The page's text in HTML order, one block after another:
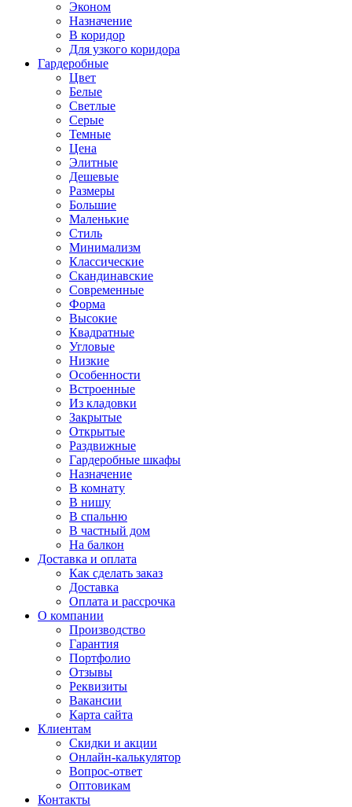
Эконом
Назначение
В коридор
Для узкого коридора
Гардеробные
Цвет
Белые
Светлые
Серые
Темные
Цена
Элитные
Дешевые
Размеры
Большие
Маленькие
Стиль
Минимализм
Классические
Скандинавские
Современные
Форма
Высокие
Квадратные
Угловые
Низкие
Особенности
Встроенные
Из кладовки
Закрытые
Открытые
Раздвижные
Гардеробные шкафы
Назначение
В комнату
В нишу
В спальню
В частный дом
На балкон
Доставка и оплата
Как сделать заказ
Доставка
Оплата и рассрочка
О компании
Производство
Гарантия
Портфолио
Отзывы
Реквизиты
Вакансии
Карта сайта
Клиентам
Скидки и акции
Онлайн-калькулятор
Вопрос-ответ
Оптовикам
Контакты